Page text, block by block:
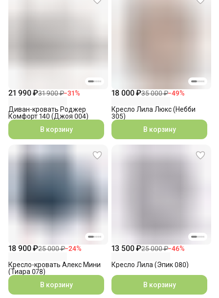
21 990 ₽31 900 ₽−31%
Диван-кровать Роджер
Комфорт 140 (Джоя 004)
В корзину
18 000 ₽35 000 ₽−49%
Кресло Лила Люкс (Небби
305)
В корзину
18 900 ₽25 000 ₽−24%
Кресло-кровать Алекс Мини
(Тиара 078)
В корзину
13 500 ₽25 000 ₽−46%
Кресло Лила (Эпик 080)
В корзину